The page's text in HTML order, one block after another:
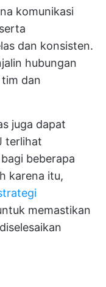
komunikasi
dan konsisten.
hubungan
dan
juga dapat
terlihat
beberapa
karena itu,
memastikan